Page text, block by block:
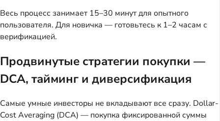
Весь процесс занимает 15–30 минут для опытного
пользователя. Для новичка — готовьтесь к 1–2 часам с
верификацией.
Продвинутые стратегии покупки —
DCA, тайминг и диверсификация
Самые умные инвесторы не вкладывают все сразу. Dollar-
Cost Averaging (DCA) — покупка фиксированной суммы